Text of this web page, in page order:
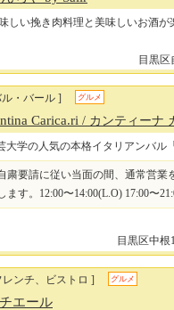
しい挽き肉料理と美味しいお酒
目黒区
ル・バール ] グルメ
Carica.ri / カンティーナ
大学の人気の本格イタリアンバル
粛要請に従い当面の間、通常営業
ます。12:00〜14:00(L.O) 17:00〜
目黒区中根
レンチ、ビストロ ] グルメ
エール